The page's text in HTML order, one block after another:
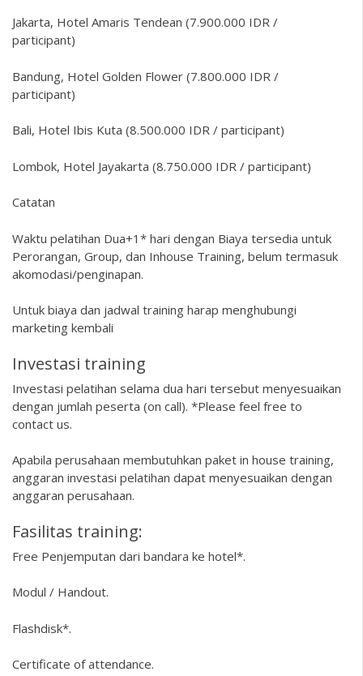
Jakarta, Hotel Amaris Tendean (7.900.000 IDR /
participant)
Bandung, Hotel Golden Flower (7.800.000 IDR /
participant)
Bali, Hotel Ibis Kuta (8.500.000 IDR / participant)
Lombok, Hotel Jayakarta (8.750.000 IDR / participant)
Catatan
Waktu pelatihan Dua+1* hari dengan Biaya tersedia untuk
Perorangan, Group, dan Inhouse Training, belum termasuk
akomodasi/penginapan.
Untuk biaya dan jadwal training harap menghubungi
marketing kembali
Investasi training
Investasi pelatihan selama dua hari tersebut menyesuaikan
dengan jumlah peserta (on call). *Please feel free to
contact us.
Apabila perusahaan membutuhkan paket in house training,
anggaran investasi pelatihan dapat menyesuaikan dengan
anggaran perusahaan.
Fasilitas training:
Free Penjemputan dari bandara ke hotel*.
Modul / Handout.
Flashdisk*.
Certificate of attendance.